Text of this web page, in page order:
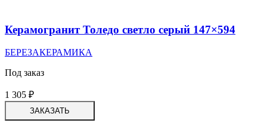
Керамогранит Толедо светло серый 147×594
БЕРЕЗАКЕРАМИКА
Под заказ
1 305 ₽
ЗАКАЗАТЬ